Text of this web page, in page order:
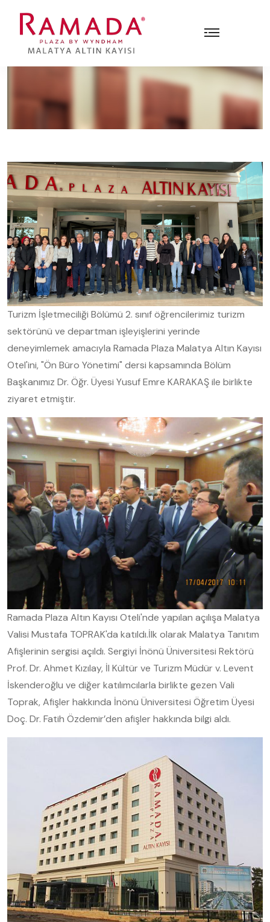
Bizden Haberler
Turizm İşletmeciliği Bölümü 2. sınıf öğrencilerimiz turizm
sektörünü ve departman işleyişlerini yerinde
deneyimlemek amacıyla Ramada Plaza Malatya Altın Kayısı
Otel'ini, "Ön Büro Yönetimi" dersi kapsamında Bölüm
Başkanımız Dr. Öğr. Üyesi Yusuf Emre KARAKAŞ ile birlikte
ziyaret etmiştir.
Ramada Plaza Altın Kayısı Oteli'nde yapılan açılışa Malatya
Valisi Mustafa TOPRAK'da katıldı.İlk olarak Malatya Tanıtım
Afişlerinin sergisi açıldı. Sergiyi İnönü Üniversitesi Rektörü
Prof. Dr. Ahmet Kızılay, İl Kültür ve Turizm Müdür v. Levent
İskenderoğlu ve diğer katılımcılarla birlikte gezen Vali
Toprak, Afişler hakkında İnönü Üniversitesi Öğretim Üyesi
Doç. Dr. Fatih Özdemir’den afişler hakkında bilgi aldı.